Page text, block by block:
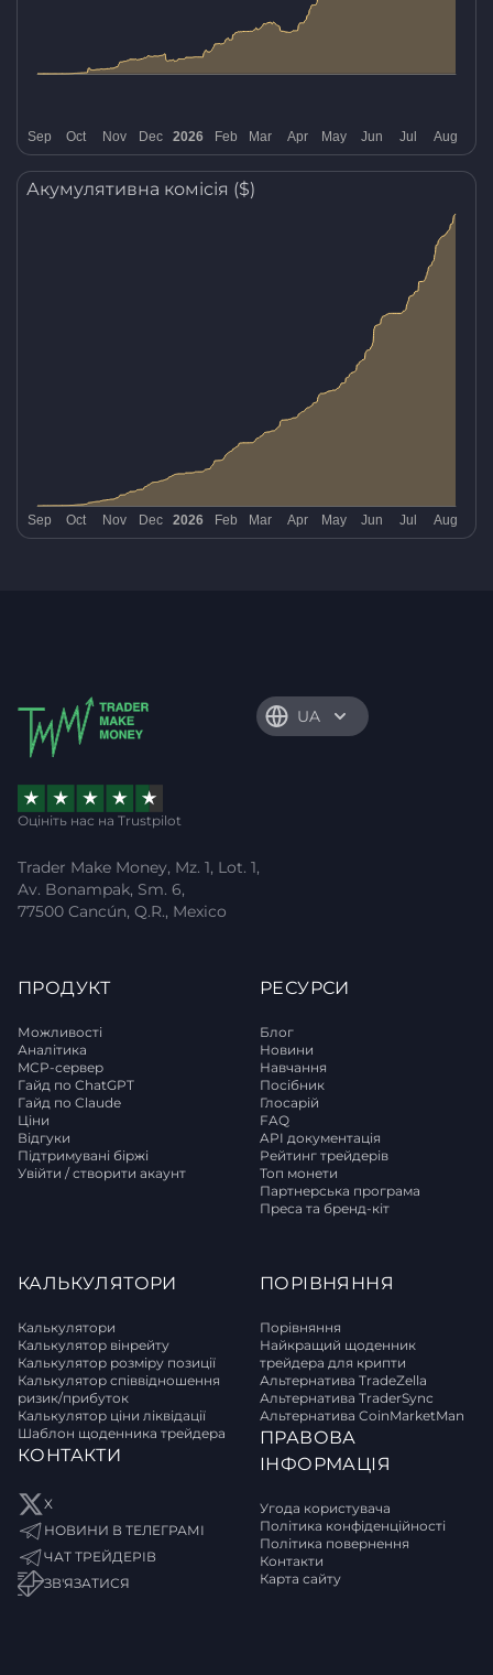
Акумулятивна комісія ($)
UA
Оцініть нас на Trustpilot
Trader Make Money, Mz. 1, Lot. 1,
Av. Bonampak, Sm. 6,
77500 Cancún, Q.R., Mexico
ПРОДУКТ
Можливості
Аналітика
MCP-сервер
Гайд по ChatGPT
Гайд по Claude
Ціни
Відгуки
Підтримувані біржі
Увійти / створити акаунт
РЕСУРСИ
Блог
Новини
Навчання
Посібник
Глосарій
FAQ
API документація
Рейтинг трейдерів
Топ монети
Партнерська програма
Преса та бренд-кіт
КАЛЬКУЛЯТОРИ
Калькулятори
Калькулятор вінрейту
Калькулятор розміру позиції
Калькулятор співвідношення
ризик/прибуток
Калькулятор ціни ліквідації
Шаблон щоденника трейдера
КОНТАКТИ
X
НОВИНИ В ТЕЛЕГРАМІ
ЧАТ ТРЕЙДЕРІВ
ЗВ'ЯЗАТИСЯ
ПОРІВНЯННЯ
Порівняння
Найкращий щоденник
трейдера для крипти
Альтернатива TradeZella
Альтернатива TraderSync
Альтернатива CoinMarketMan
ПРАВОВА
ІНФОРМАЦІЯ
Угода користувача
Політика конфіденційності
Політика повернення
Контакти
Карта сайту